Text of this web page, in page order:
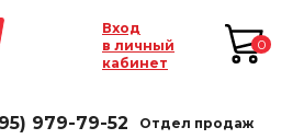
0
Вход
в личный
кабинет
979-79-52 Отдел продаж